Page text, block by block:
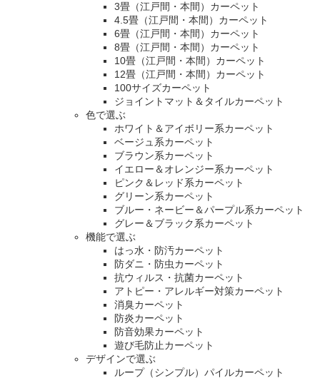
3畳（江戸間・本間）カーペット
4.5畳（江戸間・本間）カーペット
6畳（江戸間・本間）カーペット
8畳（江戸間・本間）カーペット
10畳（江戸間・本間）カーペット
12畳（江戸間・本間）カーペット
100サイズカーペット
ジョイントマット＆タイルカーペット
色で選ぶ
ホワイト＆アイボリー系カーペット
ベージュ系カーペット
ブラウン系カーペット
イエロー＆オレンジー系カーペット
ピンク＆レッド系カーペット
グリーン系カーペット
ブルー・ネービー＆パープル系カーペット
グレー＆ブラック系カーペット
機能で選ぶ
はっ水・防汚カーペット
防ダニ・防虫カーペット
抗ウィルス・抗菌カーペット
アトピー・アレルギー対策カーペット
消臭カーペット
防炎カーペット
防音効果カーペット
遊び毛防止カーペット
デザインで選ぶ
ループ（シンプル）パイルカーペット